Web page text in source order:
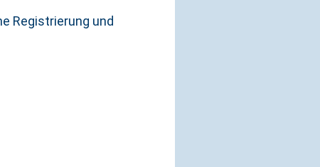
Registrierung und